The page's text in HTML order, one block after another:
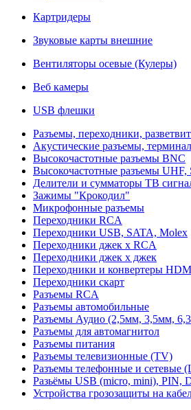
Картридеры
Звуковые карты внешние
Вентиляторы осевые (Кулеры)
Веб камеры
USB флешки
Разъемы, переходники,
Акустические разъемы,
Высокочастотные разъемы BNC
Высокочастотные разъемы
Делители и сумматоры ТВ
Зажимы "Крокодил"
Микрофонные разъемы
Переходники RCA
Переходники USB, SATA, Molex
Переходники джек х RCA
Переходники джек х джек
Переходники и конвертеры
Переходники скарт
Разъемы RCA
Разъемы автомобильные
Разъемы Аудио (2,5мм, 3,5мм,
Разъемы для автомагнитол
Разъемы питания
Разъемы телевизионные (TV)
Разъемы телефонные и сетевые
Разьёмы USB (micro, mini), PIN,
Устройства грозозащиты на